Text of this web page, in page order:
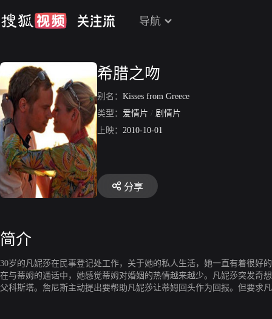
导航
希腊之吻
别名： Kisses from Greece
类型： 爱情片 / 剧情片
上映： 2010-10-01
分享
简介
30岁的凡妮莎在民事登记处工作，关于她的私人生活，她一直有着很好
在与蒂姆的通话中，她感觉蒂姆对婚姻的热情越来越少。凡妮莎突发奇
父科斯塔。詹尼斯主动提出要帮助凡妮莎让蒂姆回头作为回报。但要求